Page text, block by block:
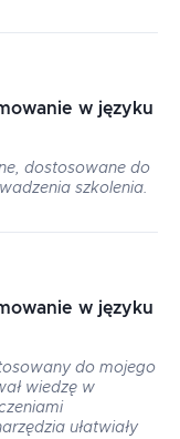
w języku
dostosowane do
szkolenia.
w języku
do mojego
wiedzę w
ułatwiały